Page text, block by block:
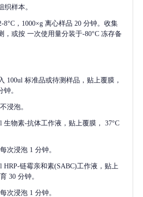
织样本。
8°C，1000×g 离心样品 20 分钟。收集
，或按 一次使用量分装于-80°C 冻存备
100ul 标准品或待测样品，贴上覆膜，
钟。
浸泡。
生物素-抗体工作液，贴上覆膜， 37°C
次浸泡 1 分钟。
HRP-链霉亲和素(SABC)工作液，贴上
30 分钟。
次浸泡 1 分钟。